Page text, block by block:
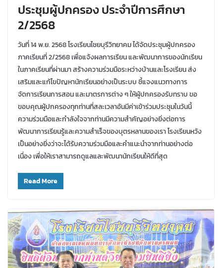
ประชุมผู้ปกครอง ประจำปีการศึกษา
2/2568
วันที่ 14 พ.ย. 2568 โรงเรียนไชยบุรีวิทยาคม ได้จัดประชุมผู้ปกครอง
ภาคเรียนที่ 2/2568 เพื่อแจ้งผลการเรียน และพัฒนาการของนักเรียน
ในภาคเรียนที่ผ่านมา สร้างความร่วมมือระหว่างบ้านและโรงเรียน ส่ง
เสริมและแก้ไขปัญหานักเรียนอย่างเป็นระบบ ชี้แจงแนวทางการ
จัดการเรียนการสอน และมาตรการต่าง ๆ ให้ผู้ปกครองรับทราบ ขอ
ขอบคุณผู้ปกครองทุกท่านที่สละเวลาอันมีค่าเข้าร่วมประชุมในวันนี้
ความร่วมมือและกำลังใจจากท่านมีความสำคัญอย่างยิ่งต่อการ
พัฒนาการเรียนรู้และความสำเร็จของบุตรหลานของเรา โรงเรียนหวัง
เป็นอย่างยิ่งว่าจะได้รับความร่วมมือและคำแนะนำจากท่านอย่างต่อ
เนื่อง เพื่อให้เราสามารถดูแลและพัฒนานักเรียนให้ดีที่สุด
Read More